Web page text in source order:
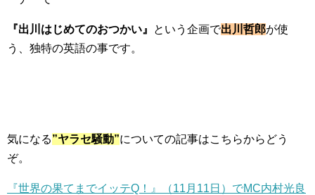
『出川はじめてのおつかい』 という企画で出川哲郎が使
う、独特の英語の事です。
気になる”ヤラセ騒動”についての記事はこちらからどう
ぞ。
『世界の果てまでイッテQ！』（11月11日）でMC内村光良